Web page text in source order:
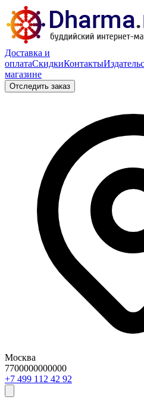
Доставка и
оплатаСкидкиКонтакты
магазине
Отследить заказ
Москва
7700000000000
29 24 211 994 7+